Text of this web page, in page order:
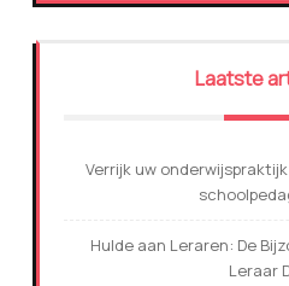
Laatste
Verrijk uw
Hulde aan Leraren: De
Leraar